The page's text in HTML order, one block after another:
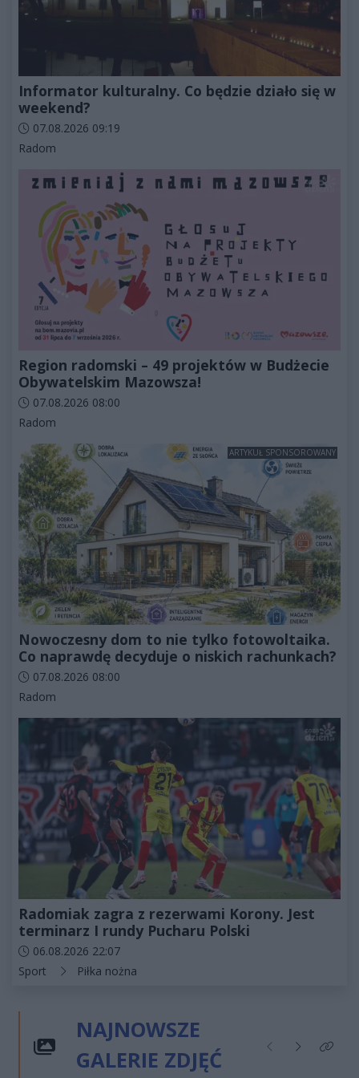
Informator kulturalny. Co będzie działo się w
weekend?
Data dodania artykułu:
07.08.2026 09:19
Kategorie artykułu:
Radom
Region radomski – 49 projektów w Budżecie
Obywatelskim Mazowsza!
Data dodania artykułu:
07.08.2026 08:00
Kategorie artykułu:
Radom
ARTYKUŁ SPONSOROWANY
Nowoczesny dom to nie tylko fotowoltaika.
Co naprawdę decyduje o niskich rachunkach?
Data dodania artykułu:
07.08.2026 08:00
Kategorie artykułu:
Radom
Radomiak zagra z rezerwami Korony. Jest
terminarz I rundy Pucharu Polski
Data dodania artykułu:
06.08.2026 22:07
Kategorie artykułu:
Sport Piłka nożna
NAJNOWSZE
GALERIE ZDJĘĆ
Poprzednie
NastępneKliknij